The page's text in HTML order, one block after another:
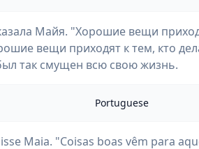
Майя. "Хорошие вещи
вещи приходят к тем, кто
так смущен всю свою жизнь.
Portuguese
Maia. "Coisas boas vêm para